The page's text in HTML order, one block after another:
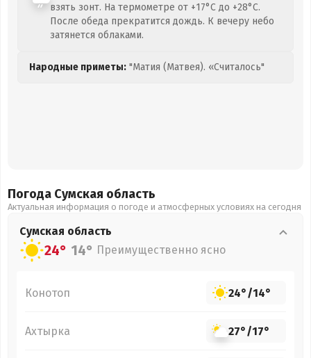
взять зонт. На термометре от +17°C до +28°C.
После обеда прекратится дождь. К вечеру небо
затянется облаками.
Народные приметы: "Матия (Матвея). «Считалось"
Погода Сумская область
Актуальная информация о погоде и атмосферных условиях на сегодня
Сумская область
24° 14° Преимущественно ясно
Конотоп 24°/14°
Ахтырка 27°/17°